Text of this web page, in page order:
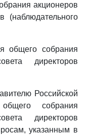
акционеров
(наблюдательного
общего собрания
директоров
Российской
собрания
директоров
указанным в